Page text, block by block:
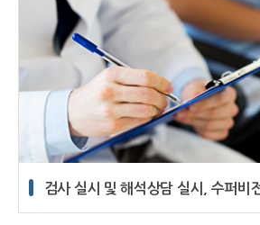
검사 실시 및 해석상담 실시, 수퍼비